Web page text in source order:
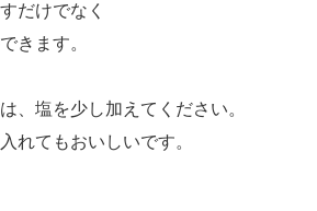
だけでなく
きます。
、塩を少し加えてください。
れてもおいしいです。